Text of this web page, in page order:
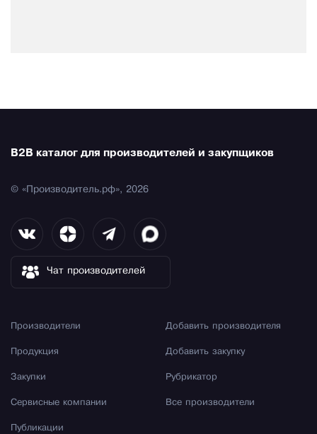
B2B каталог для производителей и закупщиков
© «Производитель.рф», 2026
Чат производителей
Производители
Продукция
Закупки
Сервисные компании
Публикации
Добавить производителя
Добавить закупку
Рубрикатор
Все производители